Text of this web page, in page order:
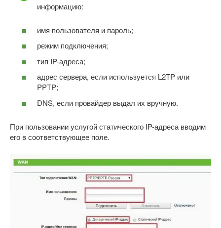
информацию:
имя пользователя и пароль;
режим подключения;
тип IP-адреса;
адрес сервера, если используется L2TP или
PPTP;
DNS, если провайдер выдал их вручную.
При пользовании услугой статического IP-адреса вводим
его в соответствующее поле.